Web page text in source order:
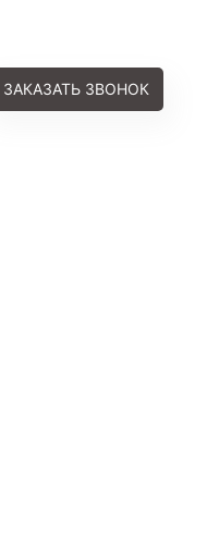
ЗАКАЗАТЬ ЗВОНОК